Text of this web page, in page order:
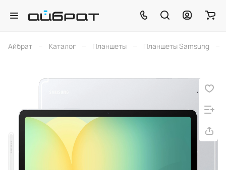
Айбрат – Каталог – Планшеты – Планшеты Samsung –